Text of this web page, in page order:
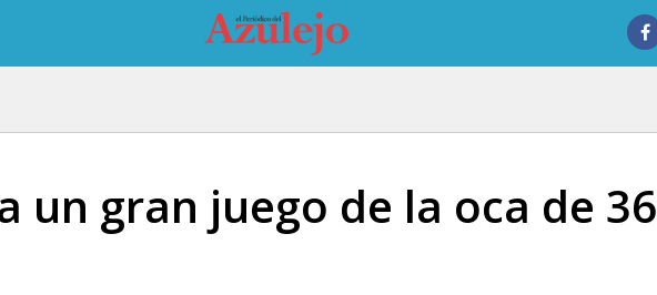
un gran juego de la oca de 36